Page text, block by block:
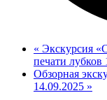
« Экскурсия
печати лубков
Обзорная
14.09.2025 »